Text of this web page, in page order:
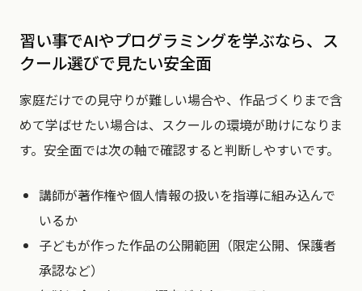
習い事でAIやプログラミングを学ぶなら、ス
クール選びで見たい安全面
家庭だけでの見守りが難しい場合や、作品づくりまで含
めて学ばせたい場合は、スクールの環境が助けになりま
す。安全面では次の軸で確認すると判断しやすいです。
講師が著作権や個人情報の扱いを指導に組み込んで
いるか
子どもが作った作品の公開範囲（限定公開、保護者
承認など）